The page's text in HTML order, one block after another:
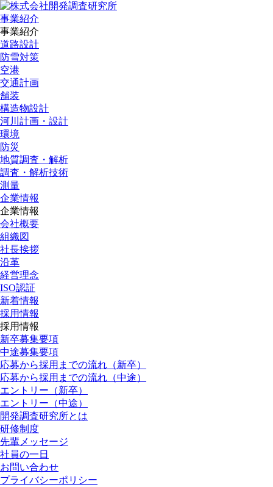
事業紹介
事業紹介
道路設計
防雪対策
空港
交通計画
舗装
構造物設計
河川計画・設計
環境
防災
地質調査・解析
調査・解析技術
測量
企業情報
企業情報
会社概要
組織図
社長挨拶
沿革
経営理念
ISO認証
新着情報
採用情報
採用情報
新卒募集要項
中途募集要項
応募から採用までの流れ（新卒）
応募から採用までの流れ（中途）
エントリー（新卒）
エントリー（中途）
開発調査研究所とは
研修制度
先輩メッセージ
社員の一日
お問い合わせ
プライバシーポリシー